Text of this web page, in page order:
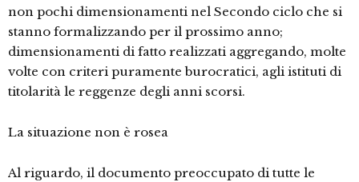
non pochi dimensionamenti nel Secondo ciclo che si
stanno formalizzando per il prossimo anno;
dimensionamenti di fatto realizzati aggregando, molte
volte con criteri puramente burocratici, agli istituti di
titolarità le reggenze degli anni scorsi.
La situazione non è rosea
Al riguardo, il documento preoccupato di tutte le